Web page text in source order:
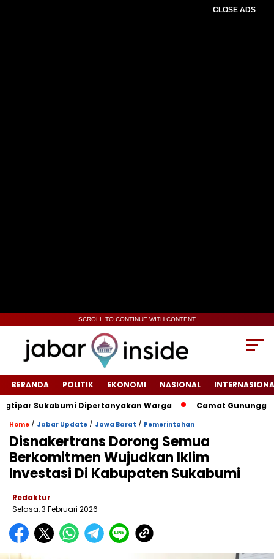
CLOSE ADS
SCROLL TO CONTINUE WITH CONTENT
BERANDA POLITIK EKONOMI NASIONAL
Sukabumi Dipertanyakan Warga
‎‎Camat Gunungguruh
Home / Jabar Update / Jawa Barat / Pemerintahan
Disnakertrans Dorong Semua
Berkomitmen Wujudkan Iklim
Investasi Di Kabupaten Sukabumi
Redaktur
Selasa, 3 Februari 2026